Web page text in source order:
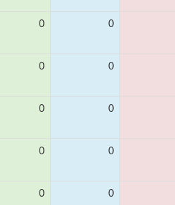
0 0
0 0
0 0
0 0
0 0